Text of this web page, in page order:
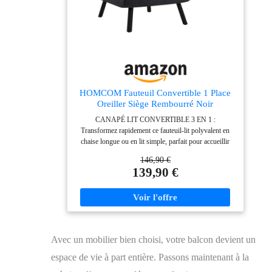
une utilisation quotidienne. Son entretien facile en font
un choix idéal pour une vie moderne et sans tracas.
HOMCOM Fauteuil Convertible 1 Place
Oreiller Siège Rembourré Noir
CANAPÉ LIT CONVERTIBLE 3 EN 1 :
Transformez rapidement ce fauteuil-lit polyvalent en
chaise longue ou en lit simple, parfait pour accueillir
avec divers aménagements. Le fauteuil pliable s'adapte
aux petits espaces et offre un espace de repos
fauteuil convertible 1 place polyvalent est doté d'un
dossier réglable sur 5 positions. Que ce soit pour lire
angle d'inclinaison maximal de 180° assure un confort
allie design élégant et confort exceptionnel grâce à
146,90 €
139,90 €
Avec un mobilier bien choisi, votre balcon devient un
espace de vie à part entière. Passons maintenant à la